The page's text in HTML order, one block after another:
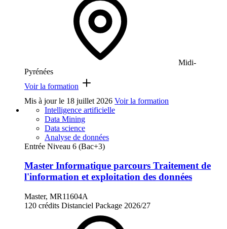
Midi-
Pyrénées
Voir la formation
Mis à jour le 18 juillet 2026 Voir la formation
Intelligence artificielle
Data Mining
Data science
Analyse de données
Entrée Niveau 6 (Bac+3)
Master Informatique parcours Traitement de
l'information et exploitation des données
Master, MR11604A
120 crédits Distanciel Package 2026/27